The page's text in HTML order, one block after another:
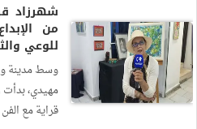
شهرزاد
من
للوعي
وسط مدينة
مهيدي، بدأت
قراية مع